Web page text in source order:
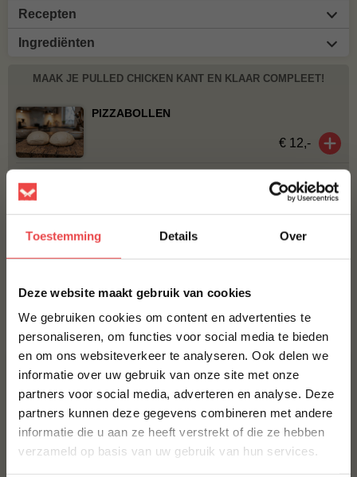
Toestemming Details Over
Deze website maakt gebruik van cookies
We gebruiken cookies om content en advertenties te
personaliseren, om functies voor social media te bieden
en om ons websiteverkeer te analyseren. Ook delen we
informatie over uw gebruik van onze site met onze
partners voor social media, adverteren en analyse. Deze
partners kunnen deze gegevens combineren met andere
informatie die u aan ze heeft verstrekt of die ze hebben
verzameld op basis van uw gebruik van hun services.
Recepten
Ingrediënten
MAAK JE PULLED CHICKEN KANT EN KLAAR COMPLEET!
PIZZABOLLEN
€ 12,-
FIOR DI LATTE - GERASPTE MOZZARELLA
BBQUALITY THE ORIGINAL
Bestel alles
ACTIE 6 halen, 5 betalen
10% korting op je
eerste bestelling*
Schrijf je in voor onze nieuwsbrief en ontvang direct
10% korting op jouw eerste bestelling.
VOORNAAM